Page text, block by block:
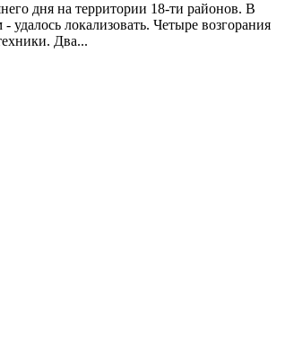
дня на территории 18-ти районов. В
локализовать. Четыре возгорания
Два...